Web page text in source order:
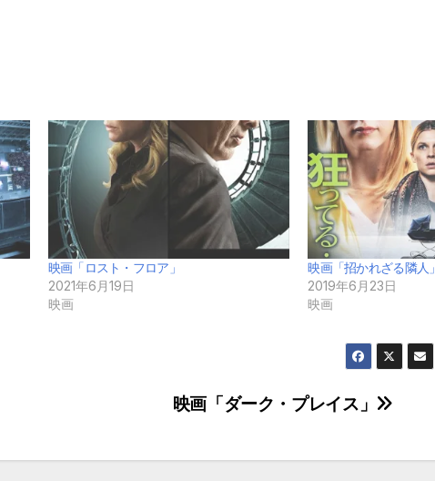
映画「ロスト・フロア」
2021年6月19日
映画
映画「招かれざる隣人」
2019年6月23日
映画
映画「ダーク・プレイス」